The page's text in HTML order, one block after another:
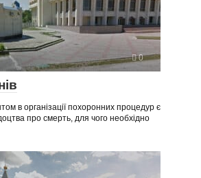
0
в організації похоронних процедур є
про смерть, для чого необхідно